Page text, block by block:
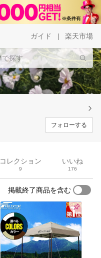
ガイド 楽天市場
フォローする
コレクション
9
いいね
176
掲載終了商品を含む